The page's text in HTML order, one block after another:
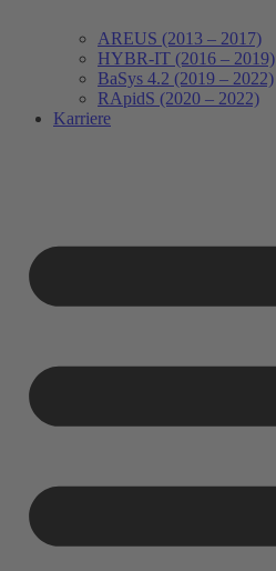
AREUS (2013 – 2017)
HYBR-IT (2016 – 2019)
BaSys 4.2 (2019 – 2022)
RApidS (2020 – 2022)
Karriere